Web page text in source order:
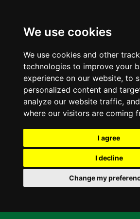
We use cookies
We use cookies and other
technologies to improve your
experience on our website, to
personalized content and
analyze our website traffic,
where our visitors are coming
I agree
I decline
Change my